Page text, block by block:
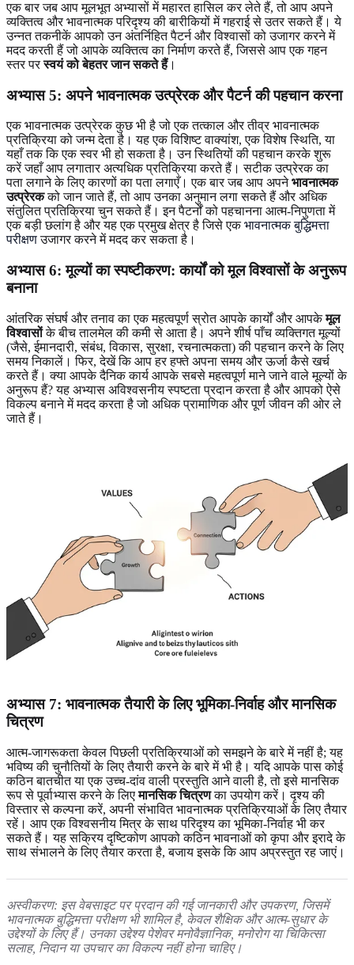
एक बार जब आप मूलभूत अभ्यासों में महारत हासिल कर लेते हैं, तो आप अपने
व्यक्तित्व और भावनात्मक परिदृश्य की बारीकियों में गहराई से उतर सकते हैं। ये
उन्नत तकनीकें आपको उन अंतर्निहित पैटर्न और विश्वासों को उजागर करने में
मदद करती हैं जो आपके व्यक्तित्व का निर्माण करते हैं, जिससे आप एक गहन
स्तर परस्वयं को बेहतर जान सकते हैं।
अभ्यास 5: अपने भावनात्मक उत्प्रेरक और पैटर्न की पहचान करना
एक भावनात्मक उत्प्रेरक कुछ भी है जो एक तत्काल और तीव्र भावनात्मक
प्रतिक्रिया को जन्म देता है। यह एक विशिष्ट वाक्यांश, एक विशेष स्थिति, या
यहाँ तक कि एक स्वर भी हो सकता है। उन स्थितियों की पहचान करके शुरू
करें जहाँ आप लगातार अत्यधिक प्रतिक्रिया करते हैं। सटीक उत्प्रेरक का
पता लगाने के लिए कारणों का पता लगाएँ। एक बार जब आप अपनेभावनात्मक
उत्प्रेरकको जान जाते हैं, तो आप उनका अनुमान लगा सकते हैं और अधिक
संतुलित प्रतिक्रिया चुन सकते हैं। इन पैटर्नों को पहचानना आत्म-निपुणता में
एक बड़ी छलांग है और यह एक प्रमुख क्षेत्र है जिसे एकभावनात्मक बुद्धिमत्ता
परीक्षणउजागर करने में मदद कर सकता है।
अभ्यास 6: मूल्यों का स्पष्टीकरण: कार्यों को मूल विश्वासों के अनुरूप
बनाना
आंतरिक संघर्ष और तनाव का एक महत्वपूर्ण स्रोत आपके कार्यों और आपकेमूल
विश्वासोंके बीच तालमेल की कमी से आता है। अपने शीर्ष पाँच व्यक्तिगत मूल्यों
(जैसे, ईमानदारी, संबंध, विकास, सुरक्षा, रचनात्मकता) की पहचान करने के लिए
समय निकालें। फिर, देखें कि आप हर हफ्ते अपना समय और ऊर्जा कैसे खर्च
करते हैं। क्या आपके दैनिक कार्य आपके सबसे महत्वपूर्ण माने जाने वाले मूल्यों के
अनुरूप हैं? यह अभ्यास अविश्वसनीय स्पष्टता प्रदान करता है और आपको ऐसे
विकल्प बनाने में मदद करता है जो अधिक प्रामाणिक और पूर्ण जीवन की ओर ले
जाते हैं।
अभ्यास 7: भावनात्मक तैयारी के लिए भूमिका-निर्वाह और मानसिक
चित्रण
आत्म-जागरूकता केवल पिछली प्रतिक्रियाओं को समझने के बारे में नहीं है; यह
भविष्य की चुनौतियों के लिए तैयारी करने के बारे में भी है। यदि आपके पास कोई
कठिन बातचीत या एक उच्च-दांव वाली प्रस्तुति आने वाली है, तो इसे मानसिक
रूप से पूर्वाभ्यास करने के लिएमानसिक चित्रणका उपयोग करें। दृश्य की
विस्तार से कल्पना करें, अपनी संभावित भावनात्मक प्रतिक्रियाओं के लिए तैयार
रहें। आप एक विश्वसनीय मित्र के साथ परिदृश्य का भूमिका-निर्वाह भी कर
सकते हैं। यह सक्रिय दृष्टिकोण आपको कठिन भावनाओं को कृपा और इरादे के
साथ संभालने के लिए तैयार करता है, बजाय इसके कि आप अप्रस्तुत रह जाएं।
अस्वीकरण: इस वेबसाइट पर प्रदान की गई जानकारी और उपकरण, जिसमें
भावनात्मक बुद्धिमत्ता परीक्षण भी शामिल है, केवल शैक्षिक और आत्म-सुधार के
उद्देश्यों के लिए हैं। उनका उद्देश्य पेशेवर मनोवैज्ञानिक, मनोरोग या चिकित्सा
सलाह, निदान या उपचार का विकल्प नहीं होना चाहिए।